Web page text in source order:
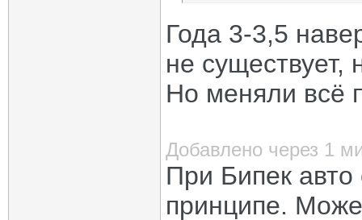
Года 3-3,5
не существует,
Но меняли всё
Добавлено через 1
При Бипек
принципе.